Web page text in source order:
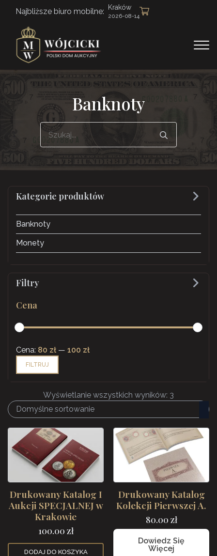
Najbliższe biuro mobilne: Kraków
2026-08-14
Banknoty
Kategorie produktów
Banknoty
Monety
Filtry
Cena
Cena
min
Cena
max
FILTRUJ
Cena: 80 zł — 100 zł
Wyświetlanie wszystkich wyników: 3
Drukowany Katalog I
Aukcji SPECJALNEJ w
Krakowie
100.00 zł
DODAJ DO KOSZYKA
Drukowany Katalog
Kolekcji Pierwszej A.
80.00 zł
Dowiedz Się
Więcej